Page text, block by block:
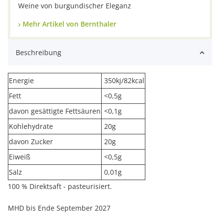
Weine von burgundischer Eleganz
Mehr Artikel von Bernthaler
Beschreibung
Energie
350kj/82kcal
Fett
<0,5g
davon gesättigte Fettsäuren <0,1g
Kohlehydrate
20g
davon Zucker
20g
Eiweiß
<0,5g
Salz
0,01g
100 % Direktsaft - pasteurisiert.
MHD bis Ende September 2027